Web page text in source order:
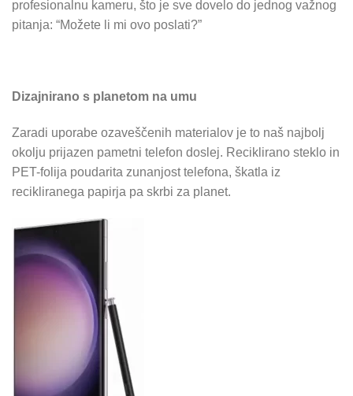
profesionalnu kameru, što je sve dovelo do jednog važnog
pitanja: “Možete li mi ovo poslati?”
Dizajnirano s planetom na umu
Zaradi uporabe ozaveščenih materialov je to naš najbolj
okolju prijazen pametni telefon doslej. Reciklirano steklo in
PET-folija poudarita zunanjost telefona, škatla iz
recikliranega papirja pa skrbi za planet.